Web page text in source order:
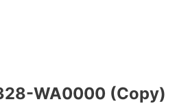
WA0000 (Copy)